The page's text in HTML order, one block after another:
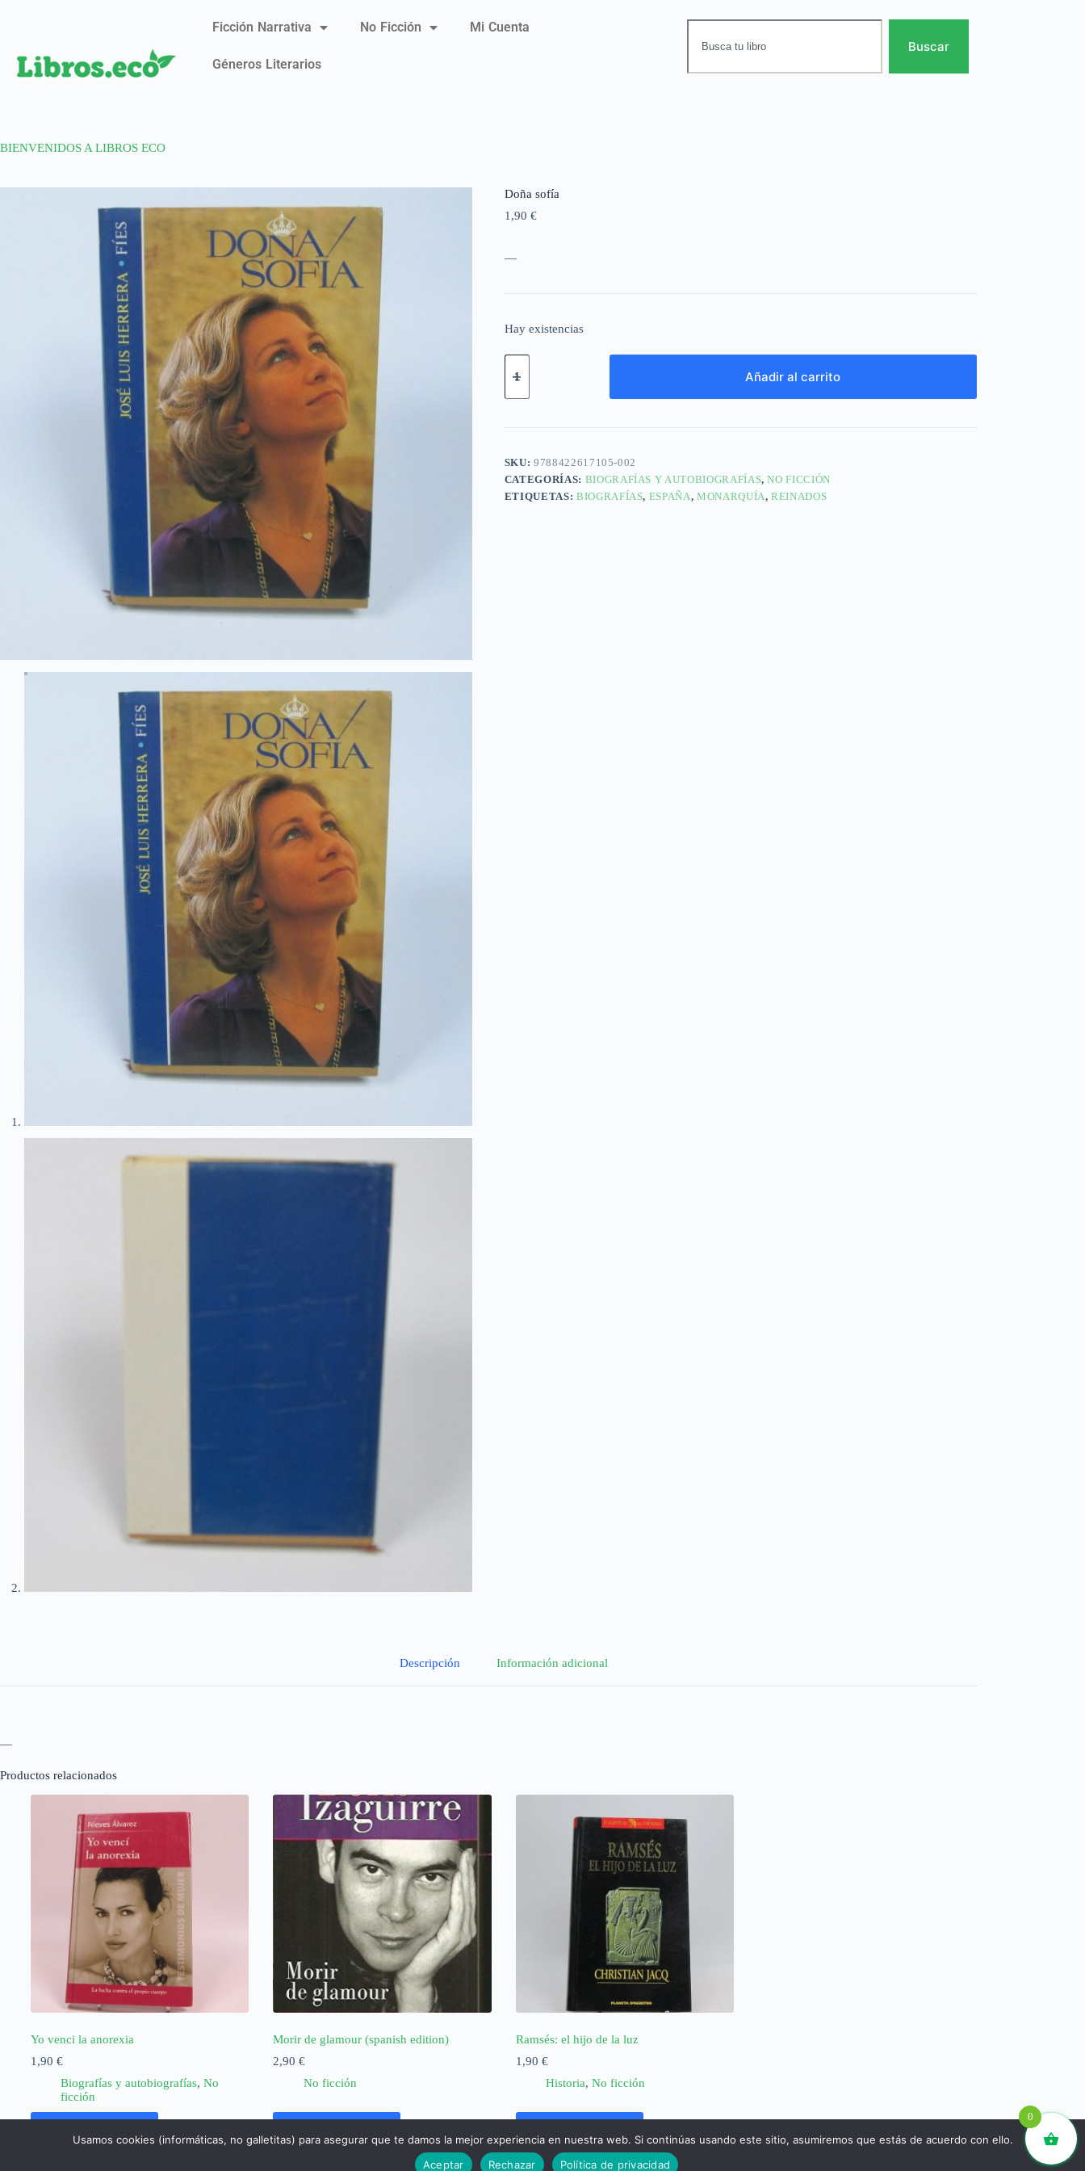
Ficción Narrativa No Ficción Mi Cuenta
Géneros Literarios
Buscar
BIENVENIDOS A LIBROS ECO
Doña sofía
1,90 €
—
Hay existencias
Añadir al carrito
SKU:9788422617105-002
CATEGORÍAS: BIOGRAFÍAS Y AUTOBIOGRAFÍAS,NO FICCIÓN
ETIQUETAS: BIOGRAFÍAS, ESPAÑA, MONARQUÍA,REINADOS
Descripción Información adicional
—
Productos relacionados
Yo venci la anorexia
1,90 €
Biografías y autobiografías, No
ficción
Morir de glamour (spanish edition)
2,90€
No ficción
Ramsés: el hijo de la luz
1,90 €
Historia,No ficción
0
Usamos cookies (informáticas, no galletitas) para asegurar que te damos la mejor experiencia en nuestra web. Si continúas usando este sitio, asumiremos que estás de acuerdo con ello.
Aceptar
Rechazar Política de privacidad